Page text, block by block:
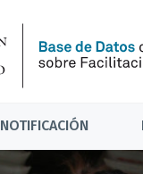
NOTIFICACIÓN